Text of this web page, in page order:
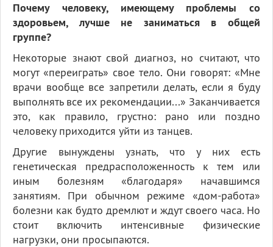
Почему человеку, имеющему проблемы со
здоровьем, лучше не заниматься в общей
группе?
Некоторые знают свой диагноз, но считают, что
могут «переиграть» свое тело. Они говорят: «Мне
врачи вообще все запретили делать, если я буду
выполнять все их рекомендации...» Заканчивается
это, как правило, грустно: рано или поздно
человеку приходится уйти из танцев.
Другие вынуждены узнать, что у них есть
генетическая предрасположенность к тем или
иным болезням «благодаря» начавшимся
занятиям. При обычном режиме «дом-работа»
болезни как будто дремлют и ждут своего часа. Но
стоит включить интенсивные физические
нагрузки, они просыпаются.